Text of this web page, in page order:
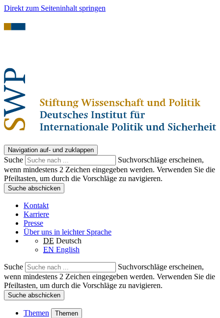
Direkt zum Seiteninhalt springen
Navigation auf- und zuklappen
Suche
Suchvorschläge erscheinen,
wenn mindestens 2 Zeichen eingegeben werden. Verwenden Sie die
Pfeiltasten, um durch die Vorschläge zu navigieren.
Suche abschicken
Kontakt
Karriere
Presse
Über uns in leichter Sprache
DE Deutsch
EN English
Suche
Suchvorschläge erscheinen,
wenn mindestens 2 Zeichen eingegeben werden. Verwenden Sie die
Pfeiltasten, um durch die Vorschläge zu navigieren.
Suche abschicken
Themen
Themen